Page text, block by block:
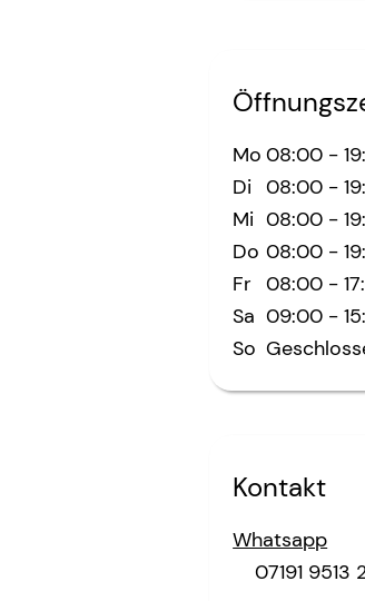
Mo 08:00 -
Di 08:00 -
Mi 08:00 -
Do 08:00 -
Fr 08:00 -
Sa 09:00 -
So
Kontakt
Whatsapp
07191 9513